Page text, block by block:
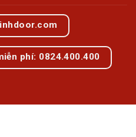
phí: 0824.400.400